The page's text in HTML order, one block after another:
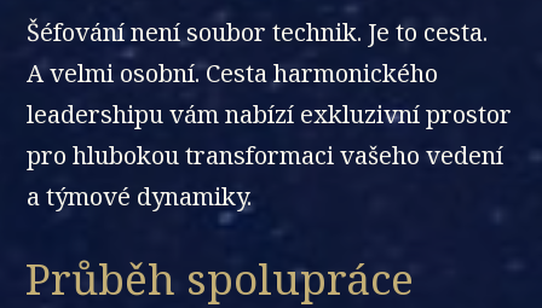
Šéfování není soubor technik. Je to cesta.
A velmi osobní. Cesta harmonického
leadershipu vám nabízí exkluzivní prostor
pro hlubokou transformaci vašeho vedení
a týmové dynamiky.
Průběh spolupráce